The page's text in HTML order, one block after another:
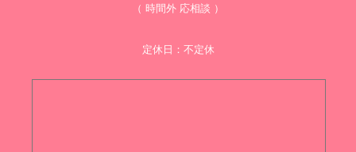
（ 時間外 応相談 ）
定休日：不定休